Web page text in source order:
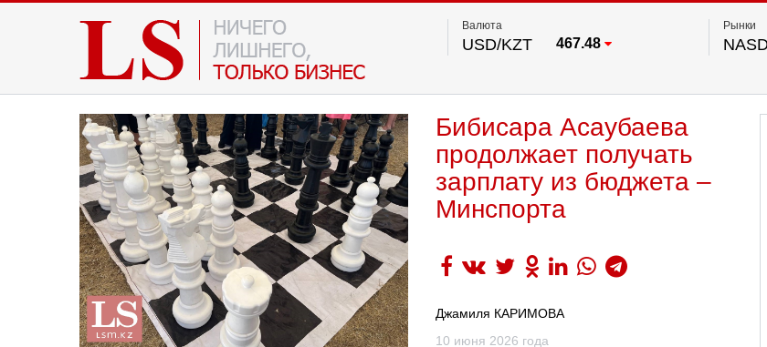
Валюта
USD/KZT 467.48
Рынки
S&P
Бибисара Асаубаева
продолжает получать
зарплату из бюджета –
Минспорта
Джамиля КАРИМОВА
10 июня 2026 года